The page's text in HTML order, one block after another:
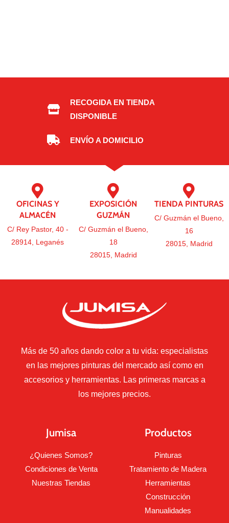
RECOGIDA EN TIENDA
DISPONIBLE
ENVÍO A DOMICILIO
OFICINAS Y
ALMACÉN
C/ Rey Pastor, 40 -
28914, Leganés
EXPOSICIÓN
GUZMÁN
C/ Guzmán el Bueno,
18
28015, Madrid
TIENDA PINTURAS
C/ Guzmán el Bueno,
16
28015, Madrid
Más de 50 años dando color a tu vida: especialistas
en las mejores pinturas del mercado así como en
accesorios y herramientas. Las primeras marcas a
los mejores precios.
Jumisa
¿Quienes Somos?
Condiciones de Venta
Nuestras Tiendas
Productos
Pinturas
Tratamiento de Madera
Herramientas
Construcción
Manualidades